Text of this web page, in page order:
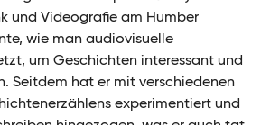
und Videografie am Humber
wie man audiovisuelle
um Geschichten interessant und
Seitdem hat er mit verschiedenen
experimentiert und